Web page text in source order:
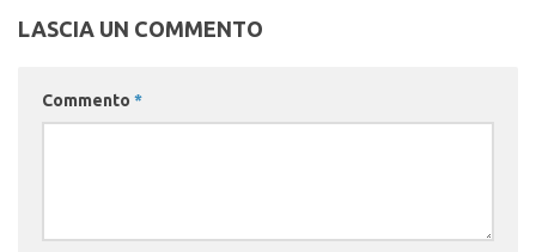
LASCIA UN COMMENTO
Commento *